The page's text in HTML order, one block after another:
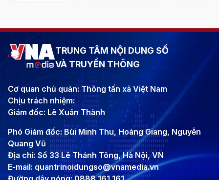
TRUNG TÂM NỘI DUNG SỐ
VÀ TRUYỀN THÔNG
Cơ quan chủ quản: Thông tấn xã Việt Nam
Chịu trách nhiệm:
Giám đốc: Lê Xuân Thành
Phó Giám đốc: Bùi Minh Thu, Hoàng Giang, Nguyễn
Quang Vũ
Địa chỉ: Số 33 Lê Thánh Tông, Hà Nội, VN
E-mail: quantrinoidungso@vnamedia.vn